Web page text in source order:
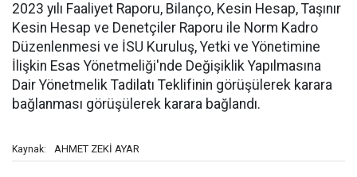
2023 yılı Faaliyet Raporu, Bilanço, Kesin Hesap, Taşınır
Kesin Hesap ve Denetçiler Raporu ile Norm Kadro
Düzenlenmesi ve İSU Kuruluş, Yetki ve Yönetimine
İlişkin Esas Yönetmeliği'nde Değişiklik Yapılmasına
Dair Yönetmelik Tadilatı Teklifinin görüşülerek karara
bağlanması görüşülerek karara bağlandı.
Kaynak: AHMET ZEKİ AYAR